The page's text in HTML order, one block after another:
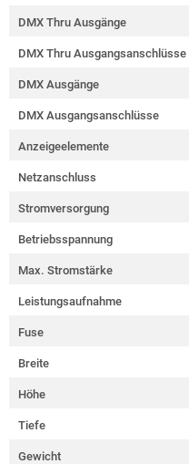
DMX Thru Ausgänge
DMX Thru Ausgangsanschlüsse
DMX Ausgänge
DMX Ausgangsanschlüsse
Anzeigeelemente
Netzanschluss
Stromversorgung
Betriebsspannung
Max. Stromstärke
Leistungsaufnahme
Fuse
Breite
Höhe
Tiefe
Gewicht